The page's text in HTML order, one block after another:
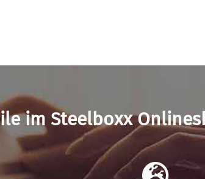
im Steelboxx